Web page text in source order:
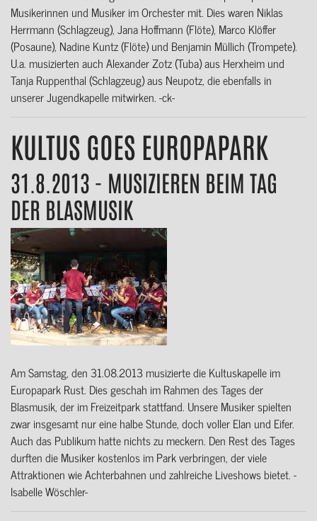
Musikerinnen und Musiker im Orchester mit. Dies waren Niklas
Herrmann (Schlagzeug), Jana Hoffmann (Flöte), Marco Klöffer
(Posaune), Nadine Kuntz (Flöte) und Benjamin Müllich (Trompete).
U.a. musizierten auch Alexander Zotz (Tuba) aus Herxheim und
Tanja Ruppenthal (Schlagzeug) aus Neupotz, die ebenfalls in
unserer Jugendkapelle mitwirken. -ck-
KULTUS GOES EUROPAPARK
31.8.2013 - MUSIZIEREN BEIM TAG
DER BLASMUSIK
Am Samstag, den 31.08.2013 musizierte die Kultuskapelle im
Europapark Rust. Dies geschah im Rahmen des Tages der
Blasmusik, der im Freizeitpark stattfand. Unsere Musiker spielten
zwar insgesamt nur eine halbe Stunde, doch voller Elan und Eifer.
Auch das Publikum hatte nichts zu meckern. Den Rest des Tages
durften die Musiker kostenlos im Park verbringen, der viele
Attraktionen wie Achterbahnen und zahlreiche Liveshows bietet. -
Isabelle Wöschler-